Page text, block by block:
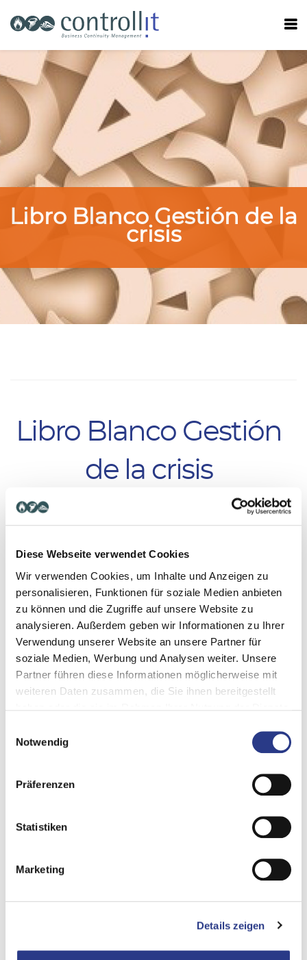
Diese Webseite verwendet Cookies
Wir verwenden Cookies, um Inhalte und Anzeigen zu
personalisieren, Funktionen für soziale Medien anbieten
zu können und die Zugriffe auf unsere Website zu
analysieren. Außerdem geben wir Informationen zu Ihrer
Verwendung unserer Website an unsere Partner für
soziale Medien, Werbung und Analysen weiter. Unsere
Partner führen diese Informationen möglicherweise mit
weiteren Daten zusammen, die Sie ihnen bereitgestellt
Notwendig
Präferenzen
Statistiken
Marketing
Details zeigen
Libro Blanco Gestión de la
crisis
Libro Blanco Gestión
de la crisis
sistema de gestión de crisis exitoso.
Un sistema de gestión de crisis sistemáticamente estructurado
ayuda a reaccionar adecuadamente ante cualquier tipo de
perturbación. Las causas de la crisis son de importancia
secundaria. Lo que cuenta es tener la situación bajo control y